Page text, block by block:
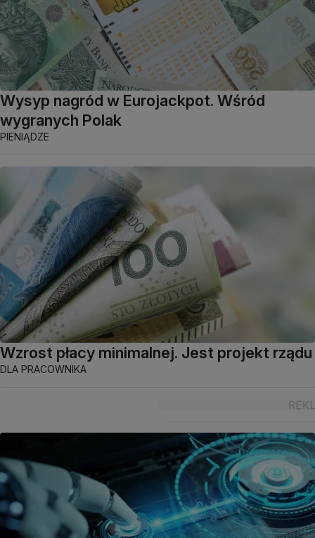
Wysyp nagród w Eurojackpot. Wśród
wygranych Polak
PIENIĄDZE
Wzrost płacy minimalnej. Jest projekt rządu
DLA PRACOWNIKA